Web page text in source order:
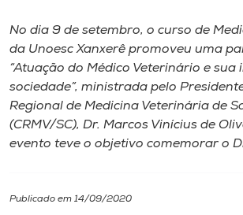
Internacionalização
I.nova
Cultura
No dia 9 de setembro, o curso de
da Unoesc Xanxerê promoveu uma
“Atuação do Médico Veterinário e
sociedade”, ministrada pelo
Regional de Medicina Veterinária de
(CRMV/SC), Dr. Marcos Vinícius de
evento teve o objetivo comemorar o
Publicado em 14/09/2020